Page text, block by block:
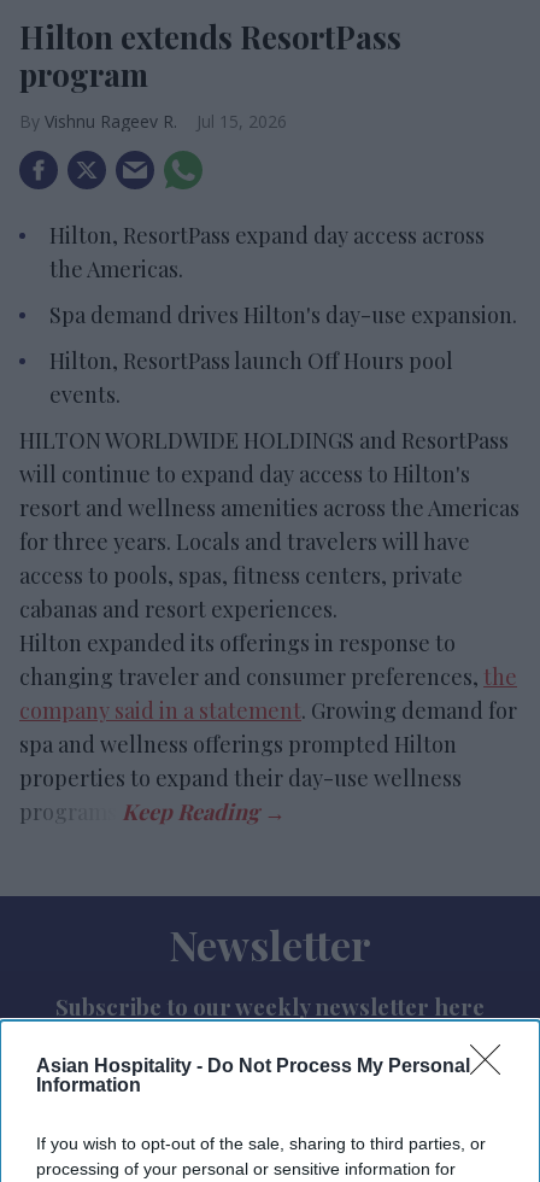
Asian Hospitality - Do Not Process My Personal
Information
If you wish to opt-out of the sale, sharing to third parties, or
processing of your personal or sensitive information for
Hilton extends ResortPass
program
Vishnu Rageev R. Jul 15, 2026
Hilton, ResortPass expand day access across
the Americas.
Spa demand drives Hilton's day-use expansion.
Hilton, ResortPass launch Off Hours pool
events.
HILTON WORLDWIDE HOLDINGS and ResortPass
will continue to expand day access to Hilton's
resort and wellness amenities across the Americas
for three years. Locals and travelers will have
access to pools, spas, fitness centers, private
cabanas and resort experiences.
Hilton expanded its offerings in response to
changing traveler and consumer preferences, the
company said in a statement. Growing demand for
spa and wellness offerings prompted Hilton
properties to expand their day-use wellness
programs.
Newsletter
Subscribe to our weekly newsletter here